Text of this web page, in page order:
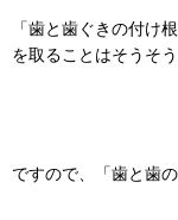
「歯と歯ぐきの付け
を取ることはそうそう
ですので、「歯と歯